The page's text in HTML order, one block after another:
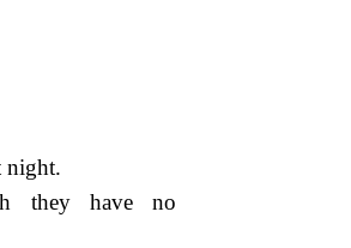
they have no